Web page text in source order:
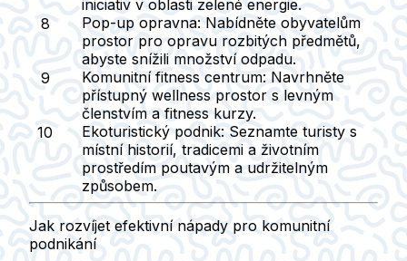
iniciativ v oblasti zelené energie.
Pop-up opravna: Nabídněte obyvatelům
prostor pro opravu rozbitých předmětů,
abyste snížili množství odpadu.
Komunitní fitness centrum: Navrhněte
přístupný wellness prostor s levným
členstvím a fitness kurzy.
Ekoturistický podnik: Seznamte turisty s
místní historií, tradicemi a životním
prostředím poutavým a udržitelným
způsobem.
Jak rozvíjet efektivní nápady pro komunitní
podnikání